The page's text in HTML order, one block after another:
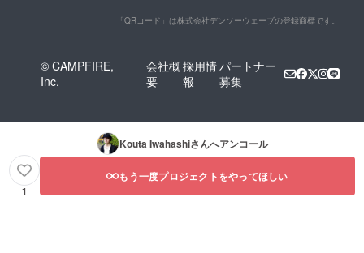
「QRコード」は株式会社デンソーウェーブの登録商標です。
© CAMPFIRE,
Inc.
会社概
要
採用情
報
パートナー
募集
Kouta Iwahashiさんへアンコール
1
もう一度プロジェクトをやってほしい